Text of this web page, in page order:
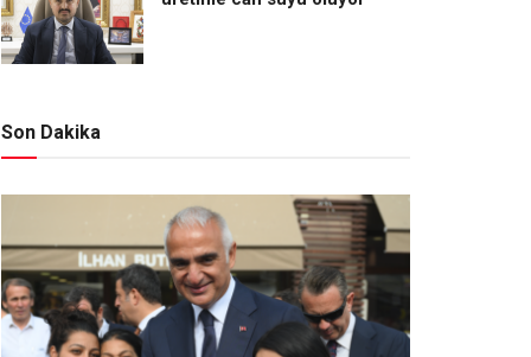
Son Dakika